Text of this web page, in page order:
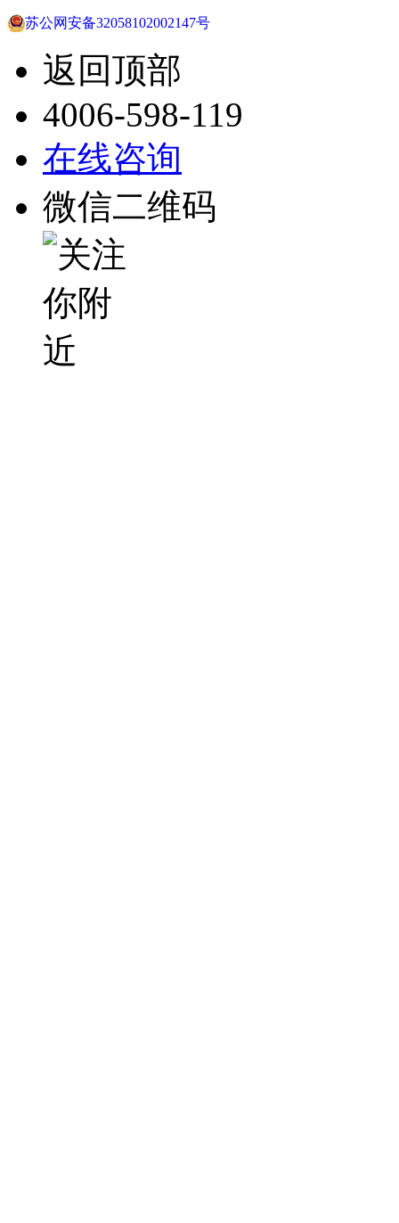
苏公网安备32058102002147号
返回顶部
4006-598-119
在线咨询
微信二维码